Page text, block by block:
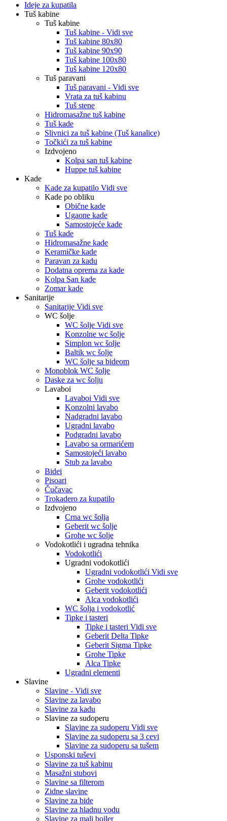
Ideje za kupatila
Tuš kabine
Tuš kabine
Tuš kabine - Vidi sve
Tuš kabine 80x80
Tuš kabine 90x90
Tuš kabine 100x80
Tuš kabine 120x80
Tuš paravani
Tuš paravani - Vidi sve
Vrata za tuš kabinu
Tuš stene
Hidromasažne tuš kabine
Tuš kade
Slivnici za tuš kabine (Tuš kanalice)
Točkići za tuš kabine
Izdvojeno
Kolpa san tuš kabine
Huppe tuš kabine
Kade
Kade za kupatilo Vidi sve
Kade po obliku
Obične kade
Ugaone kade
Samostojeće kade
Tuš kade
Hidromasažne kade
Keramičke kade
Paravan za kadu
Dodatna oprema za kade
Kolpa San kade
Zomar kade
Sanitarije
Sanitarije Vidi sve
WC šolje
WC šolje Vidi sve
Konzolne wc šolje
Simplon wc šolje
Baltik wc šolje
WC šolje sa bideom
Monoblok WC šolje
Daske za wc šolju
Lavaboi
Lavaboi Vidi sve
Konzolni lavabo
Nadgradni lavabo
Ugradni lavabo
Podgradni lavabo
Lavabo sa ormarićem
Samostojeći lavabo
Stub za lavabo
Bidei
Pisoari
Čučavac
Trokadero za kupatilo
Izdvojeno
Crna wc šolja
Geberit wc šolje
Grohe wc šolje
Vodokotlići i ugradna tehnika
Vodokotlići
Ugradni vodokotlići
Ugradni vodokotlići Vidi sve
Grohe vodokotlići
Geberit vodokotlići
Alca vodokotlići
WC šolja i vodokotlić
Tipke i tasteri
Tipke i tasteri Vidi sve
Geberit Delta Tipke
Geberit Sigma Tipke
Grohe Tipke
Alca Tipke
Ugradni elementi
Slavine
Slavine - Vidi sve
Slavine za lavabo
Slavine za kadu
Slavine za sudoperu
Slavine za sudoperu Vidi sve
Slavine za sudoperu sa 3 cevi
Slavine za sudoperu sa tušem
Usponski tuševi
Slavine za tuš kabinu
Masažni stubovi
Slavine sa filterom
Zidne slavine
Slavine za bide
Slavine za hladnu vodu
Slavine za mali bojler